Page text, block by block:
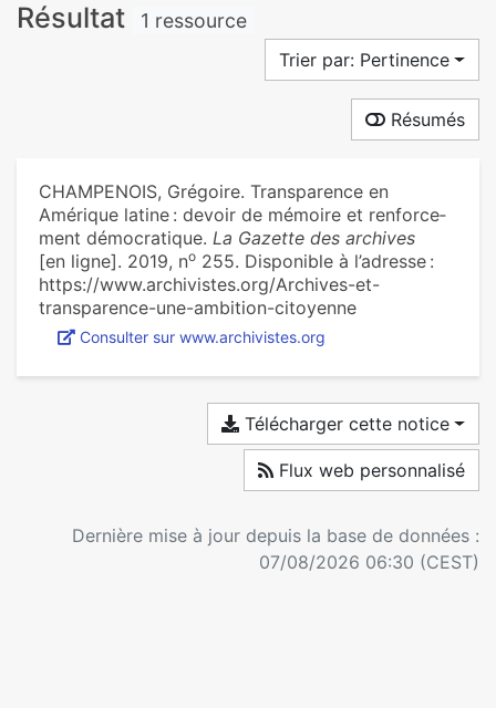
Résultat 1 ressource
Trier par: Pertinence
Résumés
CHAMPENOIS, Grégoire. Transparence en
Amérique latine : devoir de mémoire et ren­for­ce­
ment démo­cra­ti­que. La Gazette des archives
[en ligne]. 2019, no 255. Disponible à l’adresse :
https://www.archivistes.org/Archives-et-
transparence-une-ambition-citoyenne
Consulter sur www.archivistes.org
Télécharger cette notice
Flux web personnalisé
Dernière mise à jour depuis la base de données :
07/08/2026 06:30 (CEST)